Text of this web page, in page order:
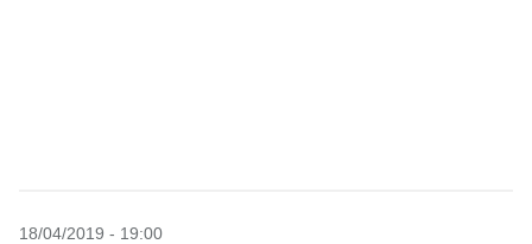
18/04/2019 - 19:00